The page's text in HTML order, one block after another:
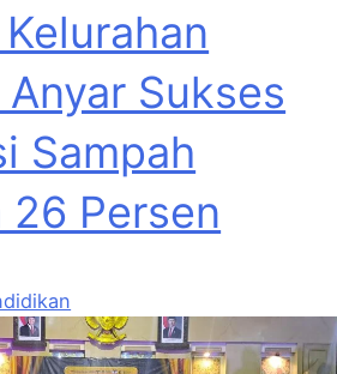
Sukses
Sampah
26 Persen